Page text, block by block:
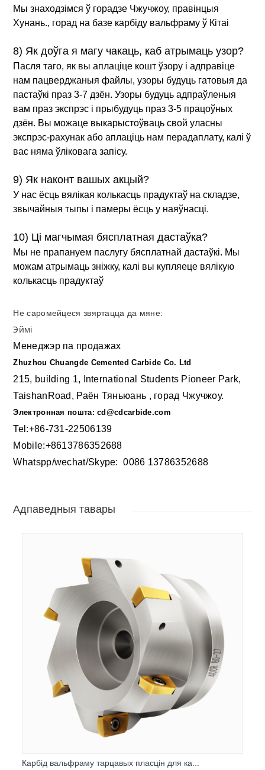
Мы знаходзімся ў горадзе Чжучжоу, правінцыя
Хунань., горад на базе карбіду вальфраму ў Кітаі
8) Як доўга я магу чакаць, каб атрымаць узор?
Пасля таго, як вы аплаціце кошт ўзору і адправіце
нам пацверджаныя файлы, узоры будуць гатовыя да
пастаўкі праз 3-7 дзён. Узоры будуць адпраўленыя
вам праз экспрэс і прыбудуць праз 3-5 працоўных
дзён. Вы можаце выкарыстоўваць свой уласны
экспрэс-рахунак або аплаціць нам перадаплату, калі ў
вас няма ўліковага запісу.
9) Як наконт вашых акцый?
У нас ёсць вялікая колькасць прадуктаў на складзе,
звычайныя тыпы і памеры ёсць у наяўнасці.
10) Ці магчымая бясплатная дастаўка?
Мы не прапануем паслугу бясплатнай дастаўкі. Мы
можам атрымаць зніжку, калі вы купляеце вялікую
колькасць прадуктаў
Не саромейцеся звяртацца да мяне:
Эймі
Менеджэр па продажах
Zhuzhou Chuangde Cemented Carbide Co. Ltd
215, building 1, International Students Pioneer Park,
TaishanRoad, Раён Тяньюань , горад Чжучжоу.
Электронная пошта: cd@cdcarbide.com
Tel:+86-731-22506139
Mobile:+8613786352688
Whatspp/wechat/Skype: 0086 13786352688
Адпаведныя тавары
Карбід вальфраму тарцавых пласцін для ка...